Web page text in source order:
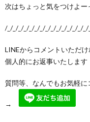
次はちょっと気をつけよ
/_/_/_/_/_/_/_/_/_/_/_/_/_/_/
LINEからコメントいただ
個人的にお返事いたしま
質問等、なんでもお気軽
→